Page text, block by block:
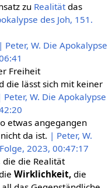
zu Realitätdas
des Joh, 151.
| Peter, W. Die Apokalypse
Freiheit
die lässt sich mit keiner
Peter, W. Die Apokalypse
etwas angegangen
da ist. | Peter, W.
2023, 00:47:17
die Realität
Wirklichkeit,die